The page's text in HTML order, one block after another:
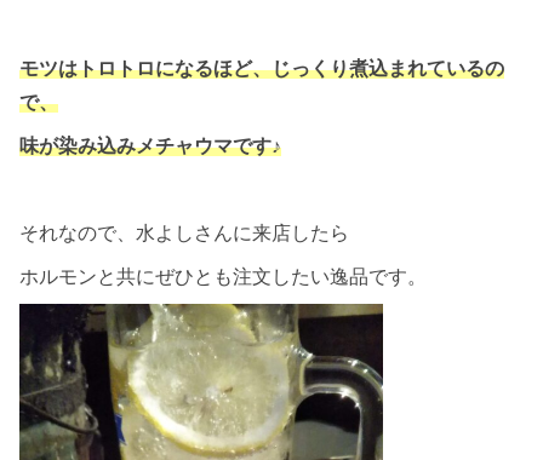
モツはトロトロになるほど、じっくり煮込まれているの
で、
味が染み込みメチャウマです♪
それなので、水よしさんに来店したら
ホルモンと共にぜひとも注文したい逸品です。